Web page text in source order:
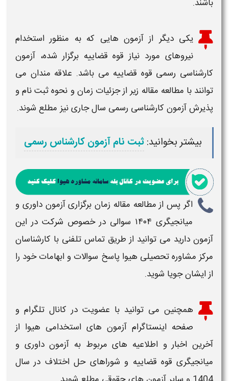
یکی دیگر ازآزمون هایی که به منظور استخدام
نیروهای مورد نیاز قوه قضاییه برگزار شده، آزمون
کارشناسی رسمی قوه قضاییه می باشد. علاقه مندان می
توانند با مطالعه مقاله زیر از جزئیات زمانو نحوه ثبت نام و
پذیرشآزمون کارشناسی رسمی سال جاری نیز مطلع شوند.
بیشتر بخوانید:ثبت نام آزمون کارشناس رسمی
اگر پس از مطالعه مقاله زمان برگزاری آزمون داوری و
میانجیگری ۱۴۰۴
سوالی در خصوص شرکت در این
آزمون دارید می توانید از طریق تماس تلفنی با کارشناسان
مرکز مشاوره تحصیلی هیوا پاسخ سوالات و ابهامات خود را
از ایشان جویا شوید.
همچنین می توانید با عضویت در کانال تلگرام و
صفحه اینستاگرام آزمون های استخدامی هیوا از
آخرین اخبار و اطلاعیه های مربوط به آزمون داوری و
میانجیگری قوه قضاییه و شوراهای حل اختلاف در سال